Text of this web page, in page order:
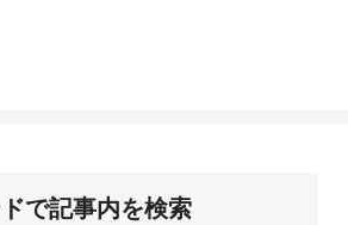
で記事内を検索